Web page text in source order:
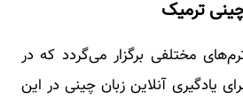
ترمیک
مختلفی برگزار می‌گردد که در
یادگیری آنلاین زبان چینی در این